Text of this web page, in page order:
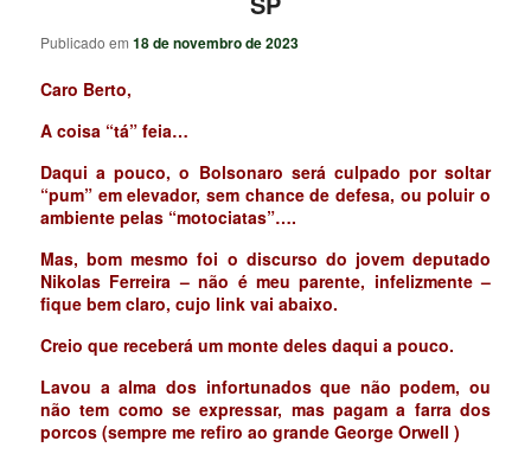
Publicado em18 de novembro de 2023
Caro Berto,
A coisa “tá” feia…
Daqui a pouco, o Bolsonaro será culpado por soltar
“pum” em elevador, sem chance de defesa, ou poluir o
ambiente pelas “motociatas”….
Mas, bom mesmo foi o discurso do jovem deputado
Nikolas Ferreira – não é meu parente, infelizmente –
fique bem claro, cujo link vai abaixo.
Creio que receberá um monte deles daqui a pouco.
Lavou a alma dos infortunados que não podem, ou
não tem como se expressar, mas pagam a farra dos
porcos (sempre me refiro ao grande George Orwell )